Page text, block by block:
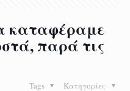
καταφέραμε
παρά τις
Κατηγορίες
Tags